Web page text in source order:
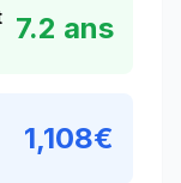
7.2 ans
1,108€